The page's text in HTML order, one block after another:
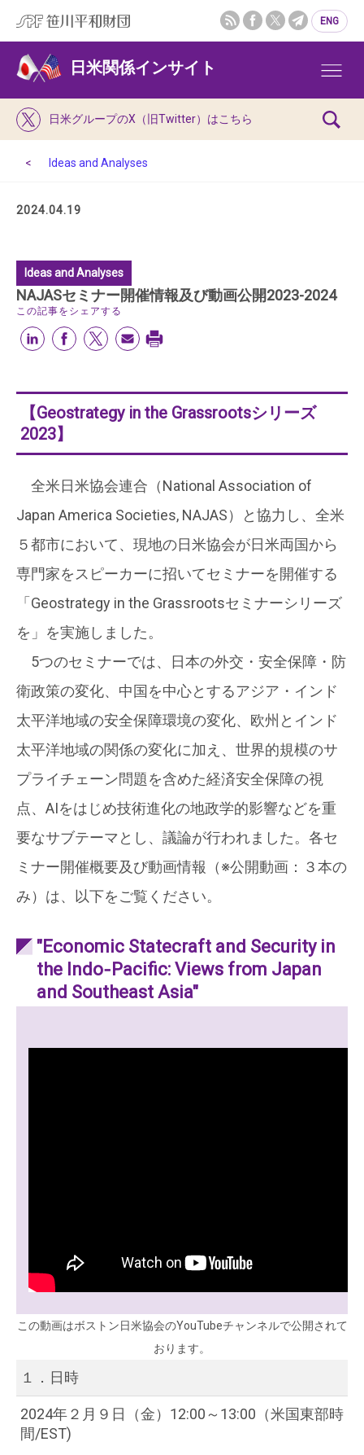
ENG
日米関係インサイト
日米グループのX（旧Twitter）はこちら
Ideas and Analyses
2024.04.19
Ideas and Analyses
NAJASセミナー開催情報及び動画公開2023-2024
この記事をシェアする
【Geostrategy in the Grassrootsシリーズ
2023】
全米日米協会連合（National Association of
Japan America Societies, NAJAS）と協力し、全米
５都市において、現地の日米協会が日米両国から
専門家をスピーカーに招いてセミナーを開催する
「Geostrategy in the Grassrootsセミナーシリーズ
を」を実施しました。
5つのセミナーでは、日本の外交・安全保障・防
衛政策の変化、中国を中心とするアジア・インド
太平洋地域の安全保障環境の変化、欧州とインド
太平洋地域の関係の変化に加え、世界的規模のサ
プライチェーン問題を含めた経済安全保障の視
点、AIをはじめ技術進化の地政学的影響などを重
要なサブテーマとし、議論が行われました。各セ
ミナー開催概要及び動画情報（※公開動画：３本の
み）は、以下をご覧ください。
"Economic Statecraft and Security in
the Indo‐Pacific: Views from Japan
and Southeast Asia"
この動画はボストン日米協会のYouTubeチャンネルで公開されて
おります。
１．日時
2024年２月９日（金）12:00～13:00（米国東部時
間/EST)